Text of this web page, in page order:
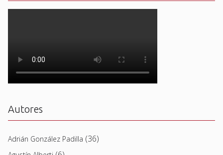
Autores
Adrián González Padilla (36)